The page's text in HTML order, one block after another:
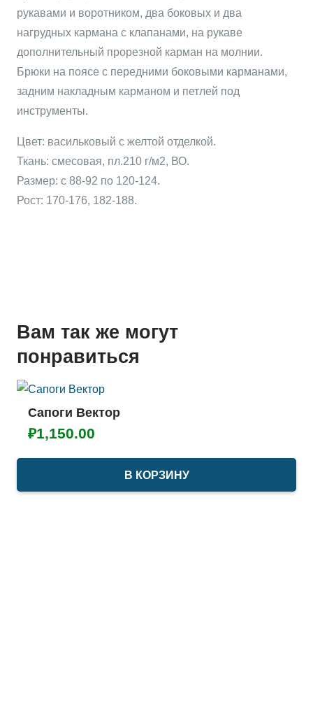
рукавами и воротником, два боковых и два
нагрудных кармана с клапанами, на рукаве
дополнительный прорезной карман на молнии.
Брюки на поясе с передними боковыми карманами,
задним накладным карманом и петлей под
инструменты.
Цвет: васильковый с желтой отделкой.
Ткань: смесовая, пл.210 г/м2, ВО.
Размер: с 88-92 по 120-124.
Рост: 170-176, 182-188.
Вам так же могут
понравиться
Сапоги Вектор
₽1,150.00
В КОРЗИНУ